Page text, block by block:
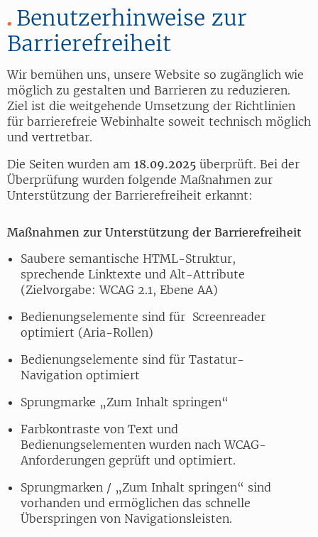
Benutzerhinweise zur
Barrierefreiheit
Wir bemühen uns, unsere Website so zugänglich wie
möglich zu gestalten und Barrieren zu reduzieren.
Ziel ist die weitgehende Umsetzung der Richtlinien
für barrierefreie Webinhalte soweit technisch möglich
und vertretbar.
Die Seiten wurden am 18.09.2025 überprüft. Bei der
Überprüfung wurden folgende Maßnahmen zur
Unterstützung der Barrierefreiheit erkannt:
Maßnahmen zur Unterstützung der Barrierefreiheit
Saubere semantische HTML-Struktur,
sprechende Linktexte und Alt-Attribute
(Zielvorgabe: WCAG 2.1, Ebene AA)
Bedienungselemente sind für Screenreader
optimiert (Aria-Rollen)
Bedienungselemente sind für Tastatur-
Navigation optimiert
Sprungmarke „Zum Inhalt springen“
Farbkontraste von Text und
Bedienungselementen wurden nach WCAG-
Anforderungen geprüft und optimiert.
Sprungmarken / „Zum Inhalt springen“ sind
vorhanden und ermöglichen das schnelle
Überspringen von Navigationsleisten.